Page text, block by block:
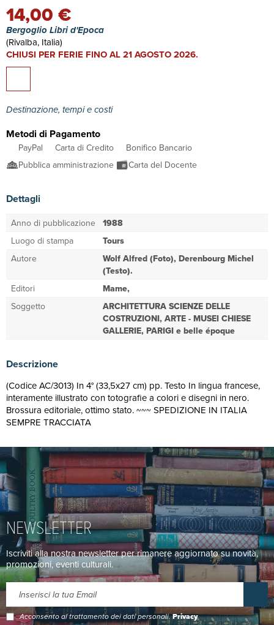
14,00 €
Bergoglio Libri d'Epoca
(Rivalba, Italia)
CHIUSI PER FERIE FINO AL 21 AGOSTO 2026.
Destinazione, tempi e costi
Metodi di Pagamento
PayPal Carta di Credito
Bonifico Bancario
Pubblica amministrazione
Carta del Docente
Dettagli
Anno di pubblicazione 1988
Luogo di stampa
Tours
Autore
Wolf Alfred (Foto), Derenbourg Michel
(Testo).
Editori
Mame,
Soggetto
ARCHITETTURA SCIENZE DELLE
COSTRUZIONI, ARTE - MUSEI CHIESE
GALLERIE, PARIGI e belle époque
Descrizione
(Codice AC/3013) In 4° (33,5x27 cm) pp. Testo In lingua francese,
interamente illustrato con totografie a colori e disegni in nero.
Brossura editoriale, ottimo stato. ~~~ SPEDIZIONE IN ITALIA
SEMPRE TRACCIATA
NEWSLETTER
Iscriviti alla nostra newsletter per rimanere aggiornato su novità,
promozioni, eventi culturali.
Acconsento al trattamento dei dati personali.Privacy